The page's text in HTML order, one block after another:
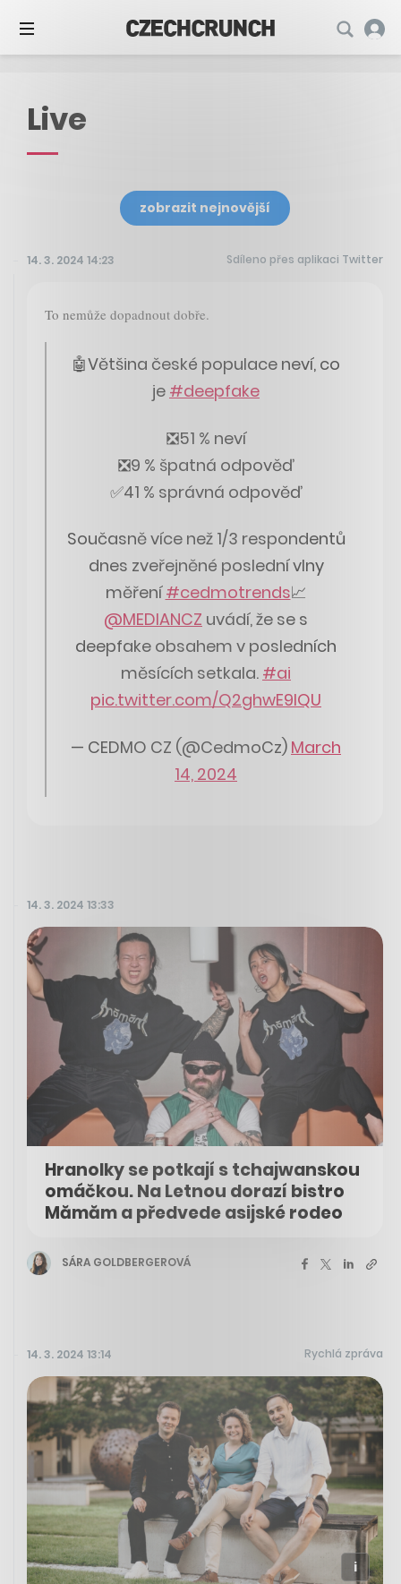
Live
zobrazit nejnovější
14. 3. 2024 14:23 Sdíleno přes aplikaci Twitter
To nemůže dopadnout dobře.
🤖Většina české populace neví, co
je #deepfake
❎51 % neví
❎9 % špatná odpověď
✅41 % správná odpověď
Současně více než 1/3 respondentů
dnes zveřejněné poslední vlny
měření#cedmotrends📈
@MEDIANCZ uvádí, že se s
deepfake obsahem v posledních
měsících setkala. #ai
pic.twitter.com/Q2ghwE9lQU
— CEDMO CZ (@CedmoCz) March
14, 2024
14. 3. 2024 13:33
Hranolky se potkají s tchajwanskou
omáčkou. Na Letnou dorazí bistro
Mămăm a předvede asijské rodeo
SÁRA GOLDBERGEROVÁ
14. 3. 2024 13:14 Rychlá zpráva